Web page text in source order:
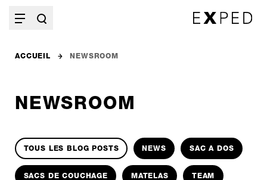
ACCUEIL NEWSROOM
NEWSROOM
TOUS LES BLOG POSTS NEWS SAC A DOS
SACS DE COUCHAGE MATELAS TEAM